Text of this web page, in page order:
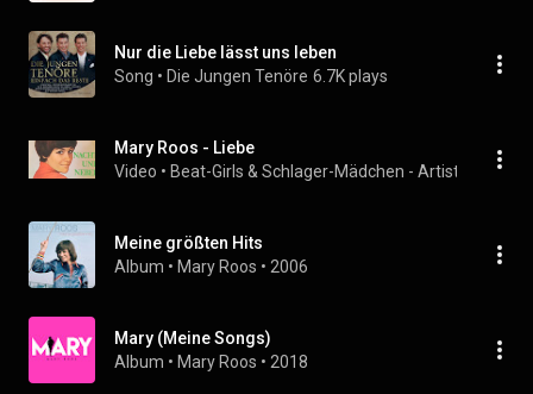
Nur die Liebe lässt uns leben
Song • Die Jungen Tenöre 6.7K plays
Mary Roos - Liebe
Video • Beat-Girls & Schlager-Mädchen - Artists P to T
Meine größten Hits
Album • Mary Roos • 2006
Mary (Meine Songs)
Album • Mary Roos • 2018